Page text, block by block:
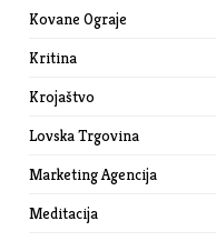
Kovane Ograje
Kritina
Krojaštvo
Lovska Trgovina
Marketing Agencija
Meditacija